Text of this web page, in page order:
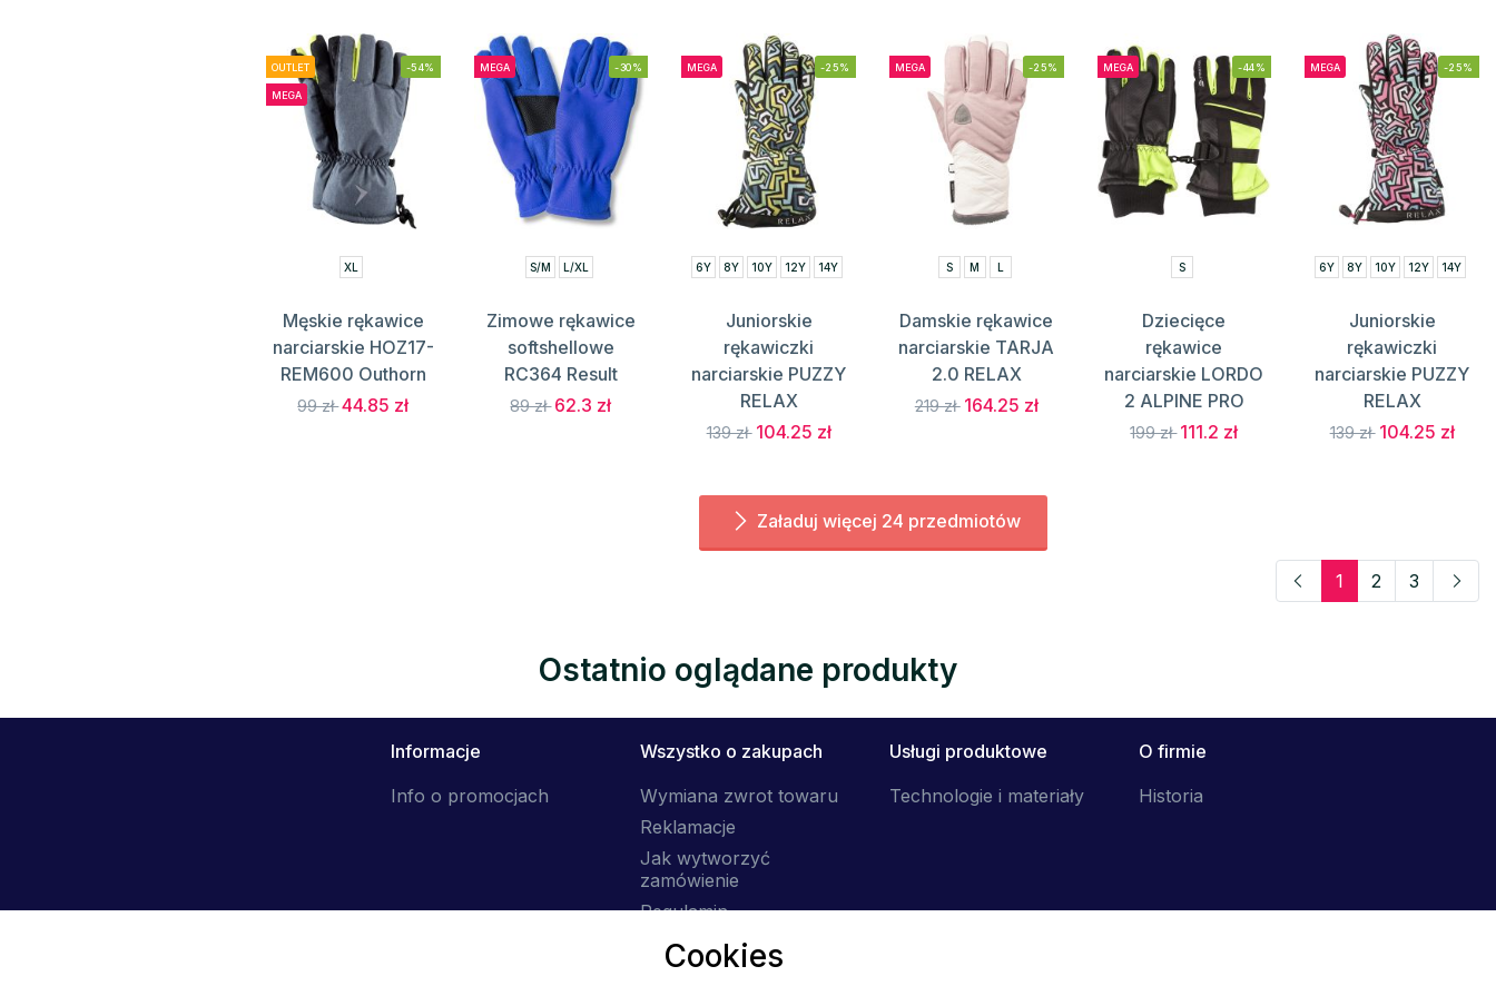
OUTLET
MEGA
-54%
XL
Męskie rękawice
narciarskie HOZ17-
REM600 Outhorn
99 zł44.85 zł
MEGA -30%
S/M L/XL
Zimowe rękawice
softshellowe
RC364 Result
89 zł 62.3 zł
MEGA -25%
6Y 8Y 10Y 12Y 14Y
Juniorskie
rękawiczki
narciarskie PUZZY
RELAX
139 zł 104.25 zł
MEGA -25%
S M L
Damskie rękawice
narciarskie TARJA
2.0 RELAX
219 zł 164.25 zł
MEGA -44%
S
Dziecięce
rękawice
narciarskie LORDO
2 ALPINE PRO
199 zł 111.2 zł
MEGA -25%
6Y 8Y 10Y 12Y 14Y
Juniorskie
rękawiczki
narciarskie PUZZY
RELAX
139 zł 104.25 zł
Załaduj więcej 24 przedmiotów
1 2 3
Ostatnio oglądane produkty
Informacje
Info o promocjach
Wszystko o zakupach
Wymiana zwrot towaru
Reklamacje
Jak wytworzyć
zamówienie
Regulamin
Dostawa
Usługi produktowe
Technologie i materiały
O firmie
Historia
Cookies